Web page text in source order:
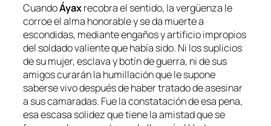
CuandoÁyaxrecobra el sentido, la vergüenza le
corroe el alma honorable y se da muerte a
escondidas, mediante engaños y artificio impropios
del soldado valiente que había sido. Ni los suplicios
de su mujer, esclava y botín de guerra, ni de sus
amigos curarán la humillación que le supone
saberse vivo después de haber tratado de asesinar
a sus camaradas. Fue la constatación de esa pena,
esa escasa solidez que tiene la amistad que se